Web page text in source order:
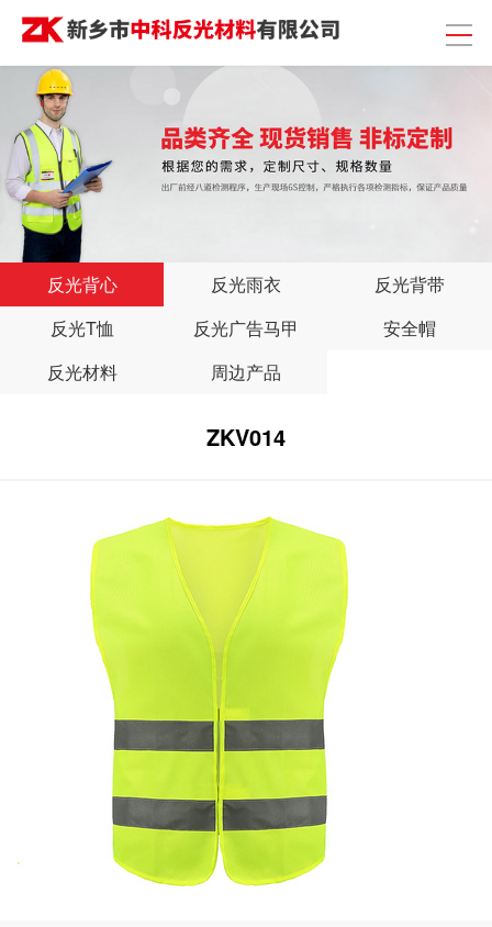
反光背心 反光雨衣
反光背带
反光T恤
反光广告马甲
安全帽
反光材料
周边产品
ZKV014